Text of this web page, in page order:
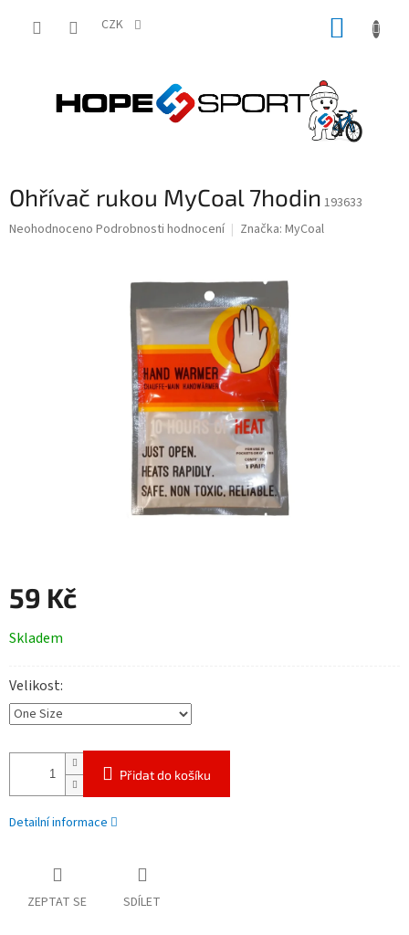
CZK
Ohřívač rukou MyCoal 7hodin 193633
Průměrné
Neohodnoceno Podrobnosti hodnocení Značka: MyCoal
59 Kč
cena:
Skladem
Velikost
Přidat do košíku
Detailní informace
ZEPTAT SE SDÍLET